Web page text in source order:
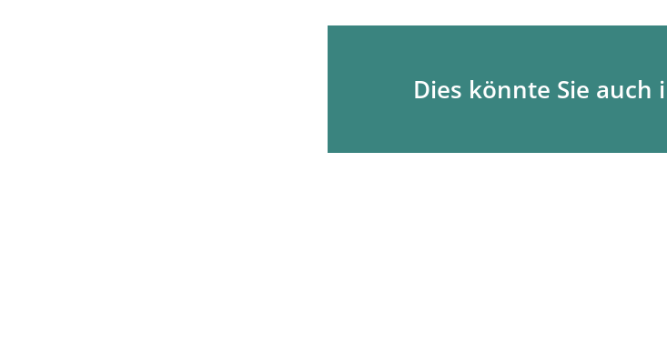
Dies könnte Sie auch